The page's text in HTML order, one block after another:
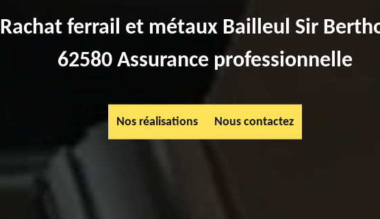
Rachat ferrail et métaux Bailleul Sir
62580 Assurance professionnelle
Nos réalisations Nous contactez